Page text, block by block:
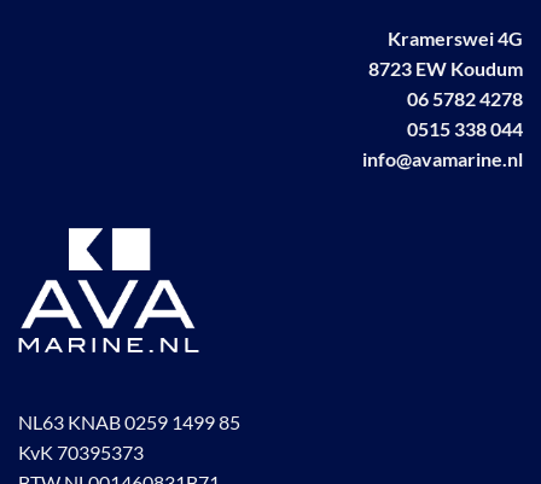
Kramerswei 4G
8723 EW Koudum
06 5782 4278
0515 338 044
info@avamarine.nl
NL63 KNAB 0259 1499 85
KvK 70395373